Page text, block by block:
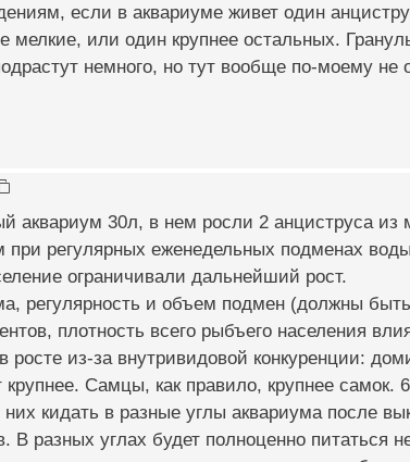
если в аквариуме живет один
мелкие, или один крупнее остальных.
немного, но тут вообще по-моему не
аквариум 30л, в нем росли 2 анциструса
при регулярных еженедельных подменах
ограничивали дальнейший рост.
регулярность и объем подмен (должны
плотность всего рыбъего населения
росте из-за внутривидовой конкуренции:
крупнее. Самцы, как правило, крупнее самок.
кидать в разные углы аквариума после
В разных углах будет полноценно питаться